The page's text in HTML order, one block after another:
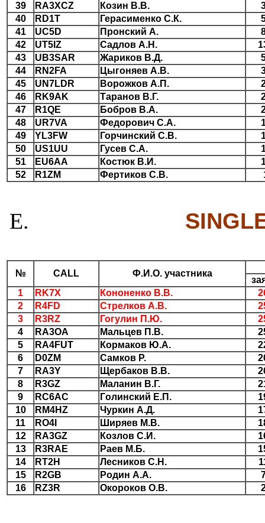
39
RA3XCZ Козин В.В.
40
RD1T Герасименко С.К.
41
UC5D Пронский А.
42
UT5IZ Садлов А.Н.
43
UB3SAR Жариков В.Д.
44
RN2FA Цыгоняев А.В.
45
UN7LDR Ворожков А.П.
46
RK9AK Таранов В.Г.
47
R1QE Бобров В.А.
48
UR7VA Федорович С.А.
49
YL3FW Горчинский С.В.
50
US1UU Гусев С.А.
51
EU6AA Костюк В.И.
52
R1ZM Фертиков С.В.
№ CALL Ф.И.О. участника
1
RK7X Кононенко В.В.
2
R4FD Стрелков А.В.
3
R3RZ Гогулин П.Ю.
4
RA3OA Мальцев П.В.
5
RA4FUT Кормаков Ю.А.
6
D0ZM Самков Р.
7
RA3Y Щербаков В.В.
8
R3GZ Маланин В.Г.
9
RC6AC Гoлинский Е.П.
10
RM4HZ Чуркин А.Д.
11
RO4I Ширяев М.В.
12
RA3GZ Козлов С.И.
13
R3RAE Раев М.Б.
14
RT2H Лесников С.Н.
15
R2GB Родин А.А.
16
RZ3R Окороков О.В.